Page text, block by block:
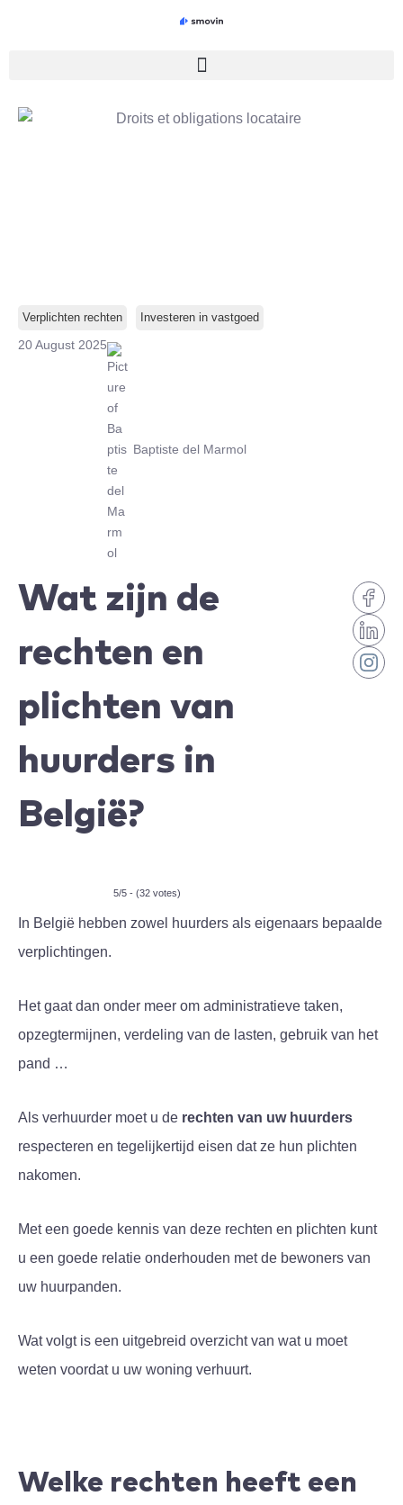
Verplichten rechten Investeren in vastgoed
20 August 2025
Baptiste del Marmol
Wat zijn de
rechten en
plichten van
huurders in
België?
5/5 - (32 votes)
In België hebben zowel huurders als eigenaars bepaalde
verplichtingen.
Het gaat dan onder meer om administratieve taken,
opzegtermijnen, verdeling van de lasten, gebruik van het
pand …
Als verhuurder moet u de rechten van uw huurders
respecteren en tegelijkertijd eisen dat ze hun plichten
nakomen.
Met een goede kennis van deze rechten en plichten kunt
u een goede relatie onderhouden met de bewoners van
uw huurpanden.
Wat volgt is een uitgebreid overzicht van wat u moet
weten voordat u uw woning verhuurt.
Welke rechten heeft een